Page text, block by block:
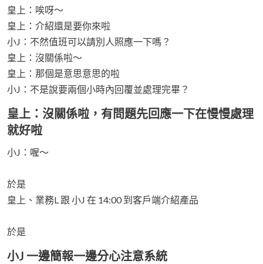
皇上：唉呀～
皇上：介紹還是要你來啦
小J：不然值班可以請別人照應一下嗎？
皇上：沒關係啦～
皇上：那個是意思意思的啦
小J：不是說要兩個小時內回覆並處理完畢？
皇上：沒關係啦，有問題先回應一下在慢慢處理
就好啦
小J：喔～
於是
皇上、業務L 跟 小J 在 14:00 到客戶端介紹產品
於是
小J 一邊簡報一邊分心注意系統